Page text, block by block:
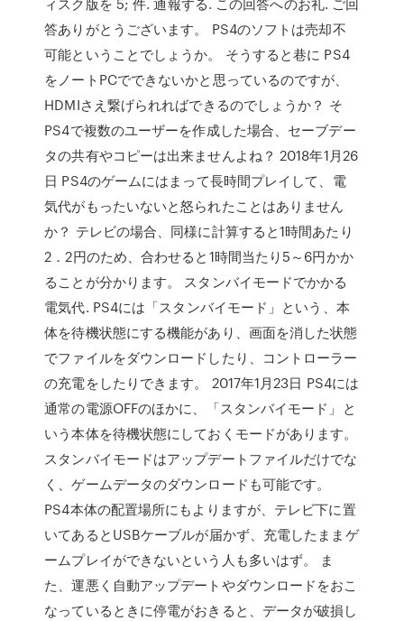
答ありがとうございます。 PS4のソフトは売却不
可能ということでしょうか。 そうすると巷に PS4
をノートPCでできないかと思っているのですが、
HDMIさえ繋げられればできるのでしょうか？ そ
PS4で複数のユーザーを作成した場合、セーブデー
タの共有やコピーは出来ませんよね？ 2018年1月26
日 PS4のゲームにはまって長時間プレイして、電
気代がもったいないと怒られたことはありません
か？ テレビの場合、同様に計算すると1時間あたり
2．2円のため、合わせると1時間当たり5～6円かか
ることが分かります。 スタンバイモードでかかる
電気代. PS4には「スタンバイモード」という、本
体を待機状態にする機能があり、画面を消した状態
でファイルをダウンロードしたり、コントローラー
の充電をしたりできます。 2017年1月23日 PS4には
通常の電源OFFのほかに、「スタンバイモード」と
いう本体を待機状態にしておくモードがあります。
スタンバイモードはアップデートファイルだけでな
く、ゲームデータのダウンロードも可能です。
PS4本体の配置場所にもよりますが、テレビ下に置
いてあるとUSBケーブルが届かず、充電したままゲ
ームプレイができないという人も多いはず。 ま
た、運悪く自動アップデートやダウンロードをおこ
なっているときに停電がおきると、データが破損し